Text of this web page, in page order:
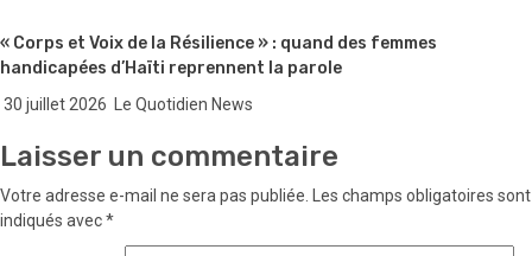
« Corps et Voix de la Résilience » : quand des femmes
handicapées d’Haïti reprennent la parole
30 juillet 2026 Le Quotidien News
Laisser un commentaire
Votre adresse e-mail ne sera pas publiée.
Les champs obligatoires sont
indiqués avec*